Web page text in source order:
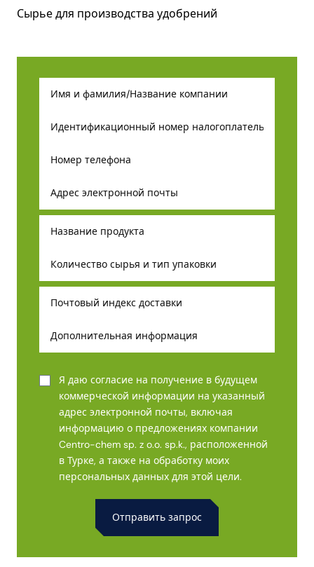
Сырье для производства удобрений
Я даю согласие на получение в будущем
коммерческой информации на указанный
адрес электронной почты, включая
информацию о предложениях компании
Centro-chem sp. z o.o. sp.k., расположенной
в Турке, а также на обработку моих
персональных данных для этой цели.